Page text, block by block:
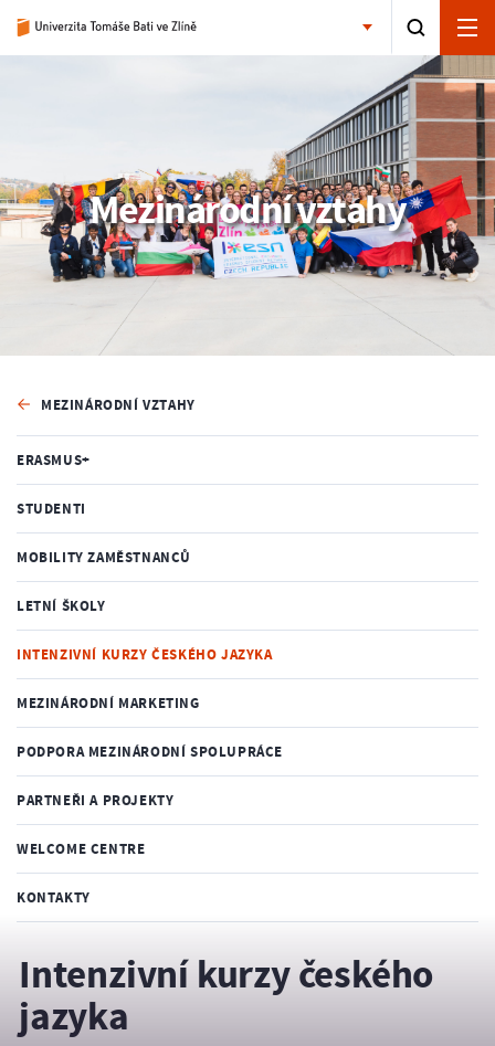
Mezinárodní vztahy
MEZINÁRODNÍ VZTAHY
ERASMUS+
STUDENTI
MOBILITY ZAMĚSTNANCŮ
LETNÍ ŠKOLY
INTENZIVNÍ KURZY ČESKÉHO JAZYKA
MEZINÁRODNÍ MARKETING
PODPORA MEZINÁRODNÍ SPOLUPRÁCE
PARTNEŘI A PROJEKTY
WELCOME CENTRE
KONTAKTY
Intenzivní kurzy českého
jazyka